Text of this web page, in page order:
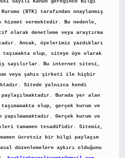
Sayılı Kanun gereğince Bilgi
(BTK) tarafından onaylanmış
hizmet vermektedir. Bu nedenle,
denetleme veya araştırma
Ancak, üyelerimiz yazdıkları
olup, siteye üye olarak
sayılırlar. Bu internet sitesi,
veya şahıs şirketi ile hiçbir
Sitede yalnızca kendi
paylaşılmaktadır. Burada yer alan
olup, gerçek kurum ve
Gerçek kurum ve
tamamen tesadüfidir. Sitemiz,
ücretsiz bir bilgi paylaşım
düzenlemelere aykırı olduğunu